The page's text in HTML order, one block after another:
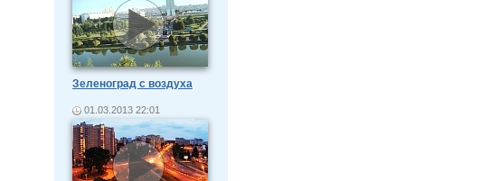
Зеленоград с воздуха
01.03.2013 22:01